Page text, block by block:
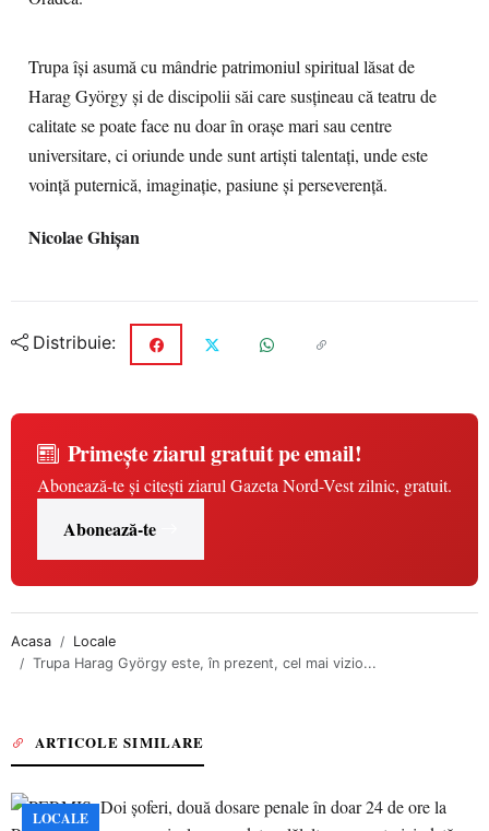
Trupa își asumă cu mândrie patrimoniul spiritual lăsat de
Harag György și de discipolii săi care susțineau că teatru de
calitate se poate face nu doar în orașe mari sau centre
universitare, ci oriunde unde sunt artiști talentați, unde este
voință puternică, imaginație, pasiune și perseverență.
Nicolae Ghişan
Distribuie:
Primește ziarul gratuit pe email!
Abonează-te și citești ziarul Gazeta Nord-Vest zilnic, gratuit.
Abonează-te
Acasa
Locale
Trupa Harag György este, în prezent, cel mai vizio...
ARTICOLE SIMILARE
LOCALE